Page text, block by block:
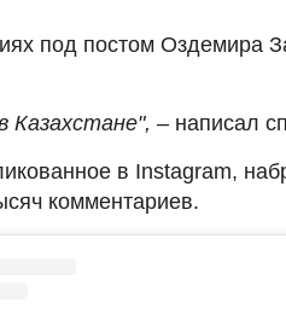
под постом Оздемира
Казахстане", – написал
в Instagram,
комментариев.